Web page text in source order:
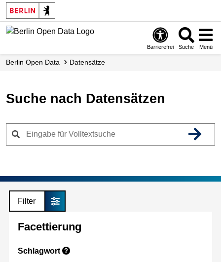
Skip
to
main
Barrierefrei Suche Menü
Berlin Open Data Datensätze
Suche nach Datensätzen
Filter
Facettierung
Schlagwort ?